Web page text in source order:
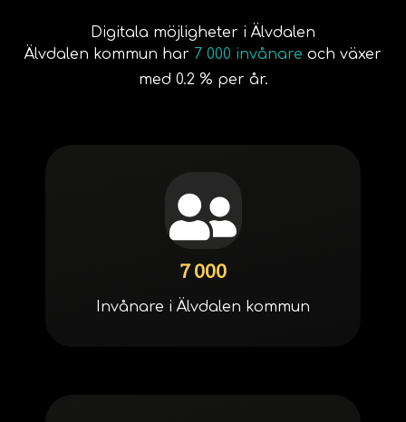
Digitala möjligheter i Älvdalen
Älvdalen kommun har 7 000 invånare och växer
med 0.2 % per år.
7 000
Invånare i Älvdalen kommun